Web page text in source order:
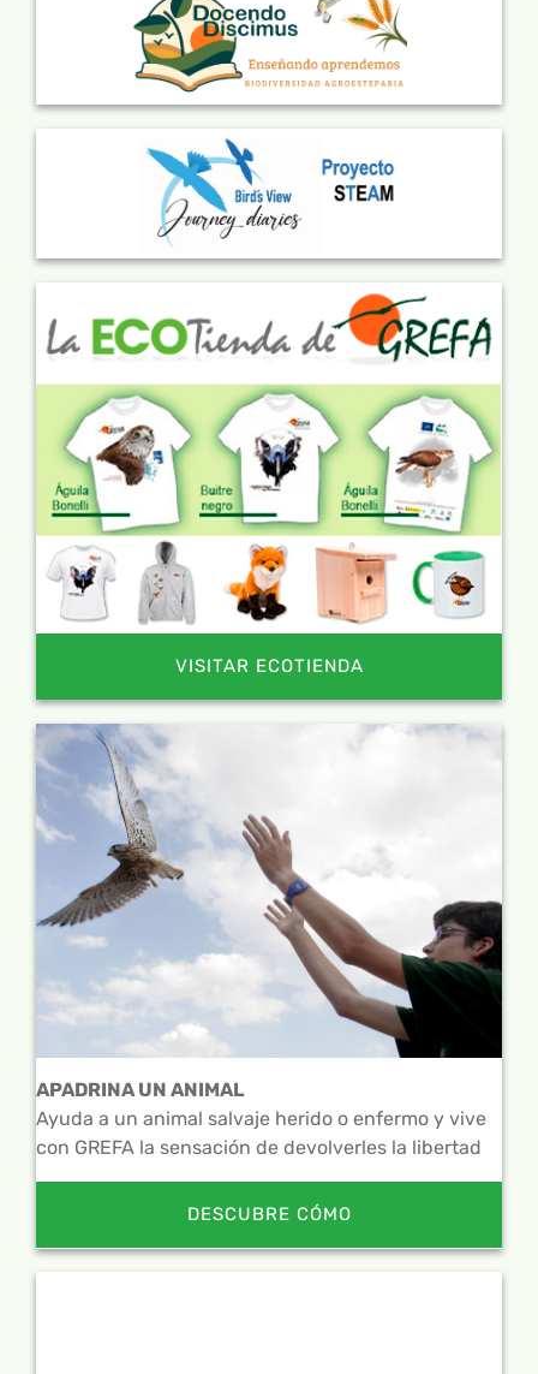
VISITAR ECOTIENDA
APADRINA UN ANIMAL
Ayuda a un animal salvaje herido o enfermo y vive
con GREFA la sensación de devolverles la libertad
DESCUBRE CÓMO